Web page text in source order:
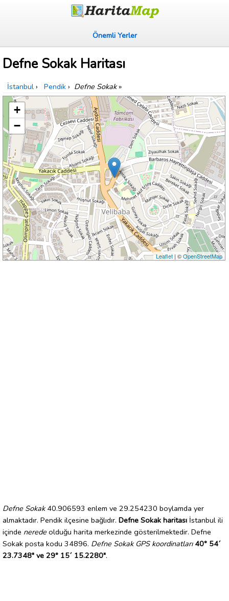
Önemli Yerler
Defne Sokak Haritası
İstanbul › Pendik › Defne Sokak»
+
−
Leaflet| ©OpenStreetMap
Defne Sokak40.906593 enlem ve 29.254230 boylamda yer
almaktadır. Pendik ilçesine bağlıdır. Defne Sokak haritası İstanbul ili
içinde nerede olduğu harita merkezinde gösterilmektedir. Defne
Sokak posta kodu 34896. Defne Sokak GPS koordinatları 40° 54´
23.7348" ve 29° 15´ 15.2280".